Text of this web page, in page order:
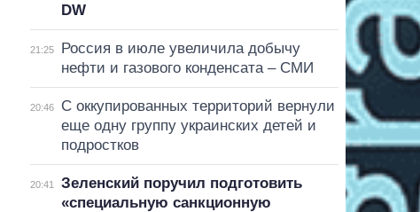
DW
21:25
Россия в июле увеличила добычу
нефти и газового конденсата – СМИ
20:46
С оккупированных территорий вернули
еще одну группу украинских детей и
подростков
20:41
Зеленский поручил подготовить
«специальную санкционную